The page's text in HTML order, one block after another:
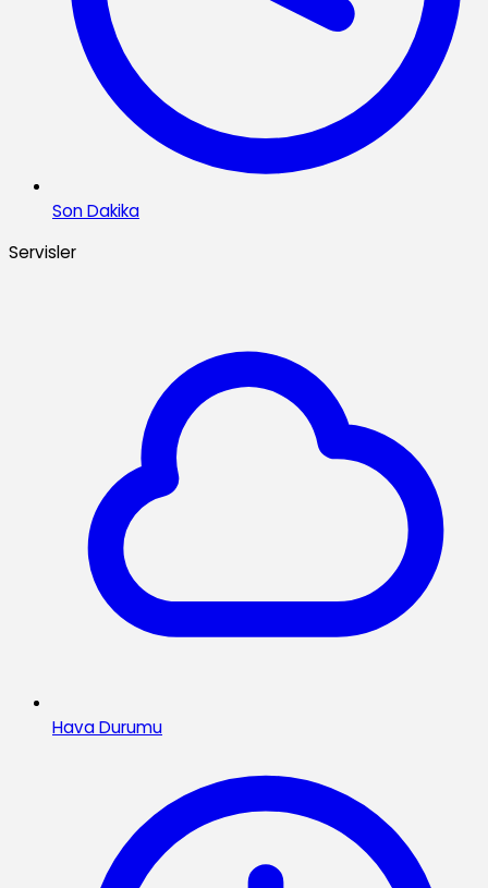
Son Dakika
Servisler
Hava Durumu